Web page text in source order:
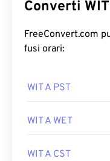
Converti
FreeConvert.com
fusi orari:
WIT A PST
WIT A WET
WIT A CST